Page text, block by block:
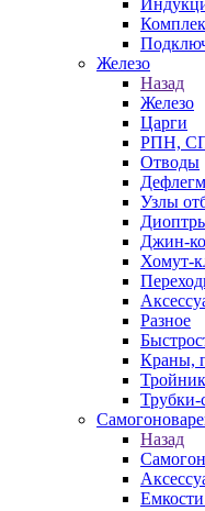
Железо
Назад
Железо
Царги
РПН,
Отводы
Узлы
Джин-
Хомут-
Разное
Краны,
Назад